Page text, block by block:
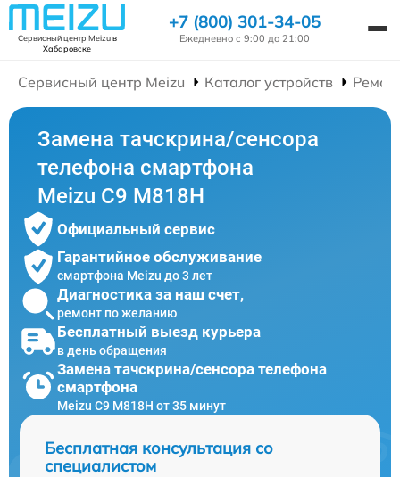
Сервисный центр Meizuв
Хабаровске
+7 (800) 301-34-05
Ежедневно с 9:00 до 21:00
Сервисный центр Meizu Каталог устройств
Замена тачскрина/сенсора
телефона смартфона
Meizu C9 M818H
Официальный сервис
Гарантийное обслуживание
смартфона Meizu до 3 лет
Диагностика за наш счет,
ремонт по желанию
Бесплатный выезд курьера
в день обращения
Замена тачскрина/сенсора телефона
смартфона
Meizu C9 M818H от 35 минут
Бесплатная консультация со
специалистом